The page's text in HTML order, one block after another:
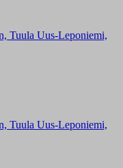
Tuula Uus-Leponiemi,
Tuula Uus-Leponiemi,